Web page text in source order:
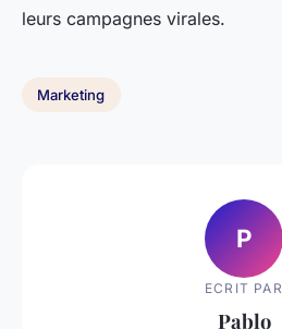
leurs campagnes virales.
Marketing
P
ECRIT PAR
Pablo